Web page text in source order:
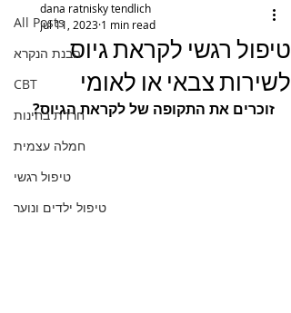
All Posts
הבנת הנקרא
CBT
חרדת בחינות
חמלה עצמית
טיפול רגשי
טיפול ילדים ונוער
טיפול רגשי לקראת גיוס
לשירות צבאי או לאומי
dana ratnisky tendlich
Jul 11, 2023 1 min read
זוכרים את התקופה של לקראת הגיוס?